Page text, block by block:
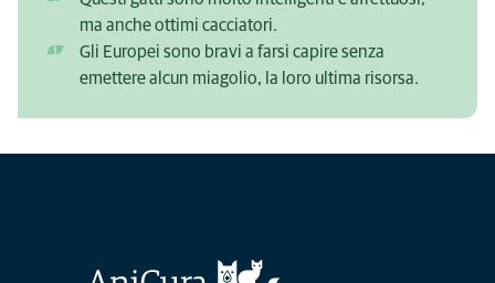
ma anche ottimi cacciatori.
Gli Europei sono bravi a farsi capire senza
emettere alcun miagolio, la loro ultima risorsa.